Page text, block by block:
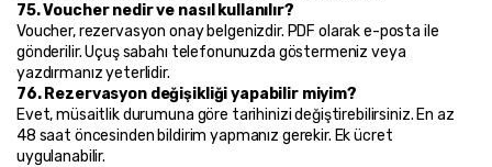
75. Voucher nedir ve nasıl kullanılır?
Voucher, rezervasyon onay belgenizdir. PDF olarak e-posta ile
gönderilir. Uçuş sabahı telefonunuzda göstermeniz veya
yazdırmanız yeterlidir.
76. Rezervasyon değişikliği yapabilir miyim?
Evet, müsaitlik durumuna göre tarihinizi değiştirebilirsiniz. En az
48 saat öncesinden bildirim yapmanız gerekir. Ek ücret
uygulanabilir.